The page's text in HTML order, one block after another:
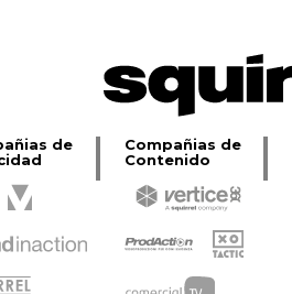
de
Compañias de
Contenido